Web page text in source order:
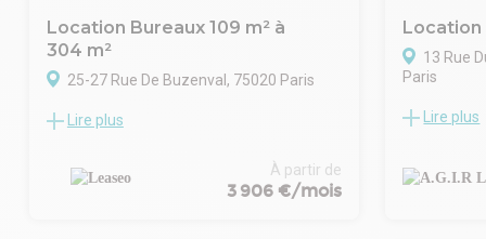
Location Bureaux 109 m² à
304 m²
25-27 Rue De Buzenval, 75020 Paris
LEASEO vous propose à la location des
au sein d'un immeuble moderne, à deux
pas de la place de la Nation. Répartis sur
Lire plus
À partir de
3 906 €/mois
Location
13 Rue
Paris
Situé dans
bureaux
bureaux
Lire plus